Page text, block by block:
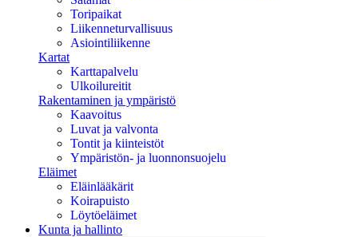
Toripaikat
Liikenneturvallisuus
Asiointiliikenne
Kartat
Karttapalvelu
Ulkoilureitit
Rakentaminen ja ympäristö
Kaavoitus
Luvat ja valvonta
Tontit ja kiinteistöt
Ympäristön- ja luonnonsuojelu
Eläimet
Eläinlääkärit
Koirapuisto
Löytöeläimet
Kunta ja hallinto